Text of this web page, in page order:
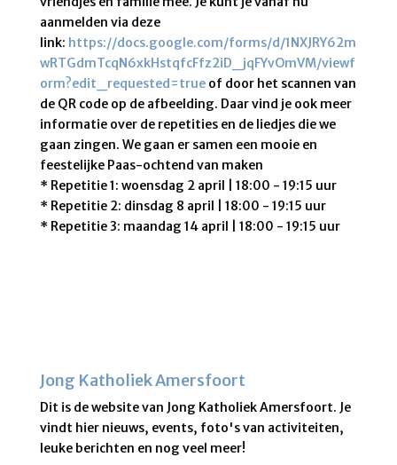
aanmelden via deze
link: https://docs.google.com/forms/d/1NXJRY62m
wRTGdmTcqN6xkHstqfcFfz2iD_jqFYvOmVM/viewf
orm?edit_requested=trueof door het scannen van
de QR code op de afbeelding. Daar vind je ook meer
informatie over de repetities en de liedjes die we
gaan zingen. We gaan er samen een mooie en
feestelijke Paas-ochtend van maken
* Repetitie 1: woensdag 2 april | 18:00 - 19:15 uur
* Repetitie 2: dinsdag 8 april | 18:00 - 19:15 uur
* Repetitie 3: maandag 14 april | 18:00 - 19:15 uur
Jong Katholiek Amersfoort
Dit is de website van Jong Katholiek Amersfoort. Je
vindt hier nieuws, events, foto's van activiteiten,
leuke berichten en nog veel meer!